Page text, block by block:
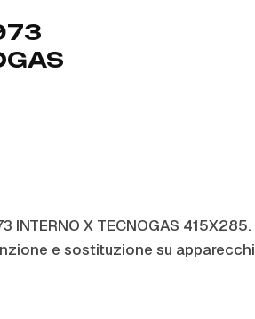
INTERNO X TECNOGAS 415X285.
e sostituzione su apparecchi